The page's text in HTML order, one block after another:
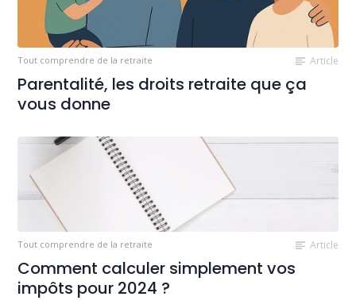
Tout comprendre de la retraite Article
Parentalité, les droits retraite que ça
vous donne
Tout comprendre de la retraite Article
Comment calculer simplement vos
impôts pour 2024 ?